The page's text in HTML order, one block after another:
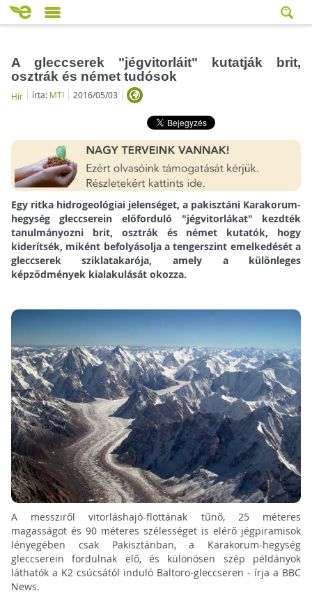
A gleccserek "jégvitorláit" kutatják brit,
osztrák és német tudósok
Hír írta: MTI 2016/05/03
Egy ritka hidrogeológiai jelenséget, a pakisztáni Karakorum-
hegység gleccserein előforduló "jégvitorlákat" kezdték
tanulmányozni brit, osztrák és német kutatók, hogy
kiderítsék, miként befolyásolja a tengerszint emelkedését a
gleccserek sziklatakarója, amely a különleges
képződmények kialakulását okozza.
A messziről vitorláshajó-flottának tűnő, 25 méteres
magasságot és 90 méteres szélességet is elérő jégpiramisok
lényegében csak Pakisztánban, a Karakorum-hegység
gleccserein fordulnak elő, és különösen szép példányok
láthatók a K2 csúcsától induló Baltoro-gleccseren - írja a BBC
News.